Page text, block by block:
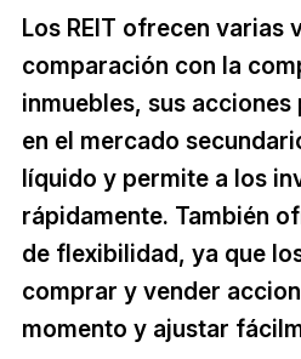
Los REIT ofrecen varias
comparación con la
inmuebles, sus
en el mercado
líquido y permite a los
rápidamente. También
de flexibilidad, ya que
comprar y vender
momento y ajustar